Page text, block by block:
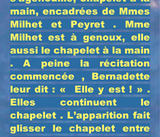
main, encadrées de Mmes
Milhet et Peyret . Mme
Milhet est à genoux, elle
aussi le chapelet à la main
. A peine la récitation
commencée , Bernadette
leur dit : « Elle y est ! » .
Elles continuent le
chapelet . L’apparition fait
glisser le chapelet entre